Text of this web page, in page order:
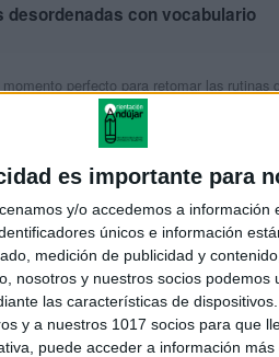
es importante para
y/o accedemos a información
únicos e información
medición de publicidad y
nosotros y nuestros socios podemos
las características de
y a nuestros 1017 socios para que
puede acceder a información
desordenadas con vocabulario
perfecto para retomar las rutinas
amena y motivadora. Por eso, hoy
de actividades pensado para […]
decora tu clase
y motivadora de decorar tu aula, hoy
inspirado en el universo de
la clase de color […]